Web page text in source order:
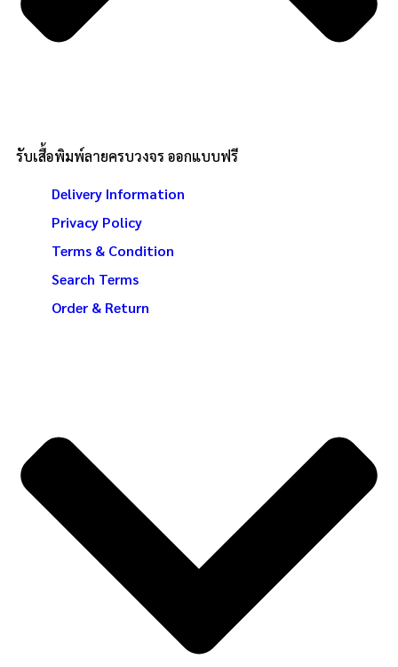
รับเสื้อพิมพ์ลายครบวงจร ออกแบบฟรี
Delivery Information
Privacy Policy
Terms & Condition
Search Terms
Order & Return